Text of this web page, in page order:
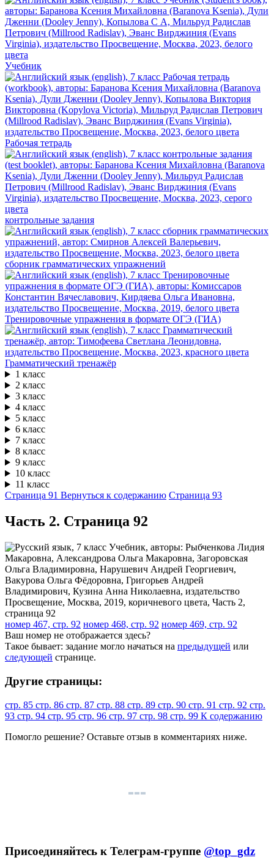
Учебник
Рабочая тетрадь
контрольные задания
сборник грамматических упражнений
Тренировочные упражнения в формате ОГЭ (ГИА)
Грамматический тренажёр
1 класс
2 класс
3 класс
4 класс
5 класс
6 класс
7 класс
8 класс
9 класс
10 класс
11 класс
Страница 91 Вернуться к содержанию Страница 93
Часть 2. Cтраница 92
номер 467, стр. 92 номер 468, стр. 92 номер 469, стр. 92
Ваш номер не отображается здесь?
Такое бывает: задание могло начаться на предыдущей или
следующей странице.
Другие страницы:
стр. 85 стр. 86 стр. 87 стр. 88 стр. 89 стр. 90 стр. 91 стр. 92 стр.
93 стр. 94 стр. 95 стр. 96 стр. 97 стр. 98 стр. 99 К содержанию
Помогло решение? Оставьте отзыв в комментариях ниже.
Присоединяйтесь к Телеграм-группе @top_gdz